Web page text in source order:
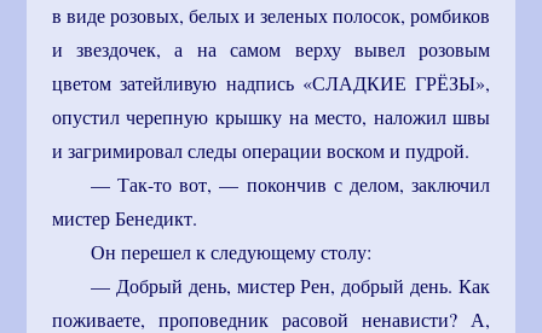
в виде розовых, белых и зеленых полосок, ромбиков
и звездочек, а на самом верху вывел розовым
цветом затейливую надпись «СЛАДКИЕ ГРЁЗЫ»,
опустил черепную крышку на место, наложил швы
и загримировал следы операции воском и пудрой.
— Так-то вот, — покончив с делом, заключил
мистер Бенедикт.
Он перешел к следующему столу:
— Добрый день, мистер Рен, добрый день. Как
поживаете, проповедник расовой ненависти? А,